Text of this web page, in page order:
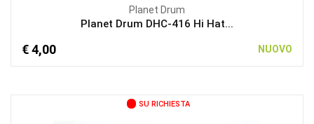
Planet Drum
Planet Drum DHC-416 Hi Hat...
€ 4,00 NUOVO
SU RICHIESTA